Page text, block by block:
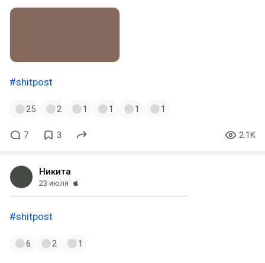
#shitpost
25 2 1 1 1 1
7 3 2.1K
Никита
23 июля
#shitpost
6 2 1